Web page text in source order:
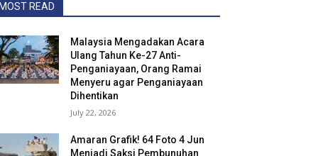
READ
Malaysia Mengadakan Acara
Ulang Tahun Ke-27 Anti-
Penganiayaan, Orang Ramai
Menyeru agar Penganiayaan
Dihentikan
July 22, 2026
Amaran Grafik! 64 Foto 4 Jun
Menjadi Saksi Pembunuhan